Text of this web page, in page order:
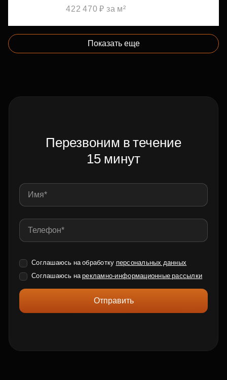
422 470 ₽ за м²
Показать еще
Перезвоним в течение
15 минут
Соглашаюсь на обработку персональных данных
Соглашаюсь нарекламно-информационные рассылки
Отправить